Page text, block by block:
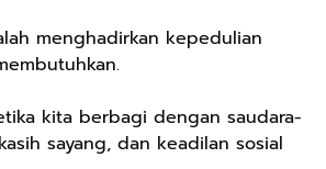
menghadirkan kepedulian
kita berbagi dengan saudara-
sayang, dan keadilan sosial
Motor Matic
Xride Soulgt
MioM3 Mio
Scoopy Genio
Vario Fi Xeon
Shopee
Setelan Jaket
Shopee